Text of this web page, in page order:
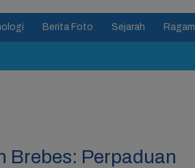
Berita Foto Sejarah Ragam
Brebes: Perpaduan